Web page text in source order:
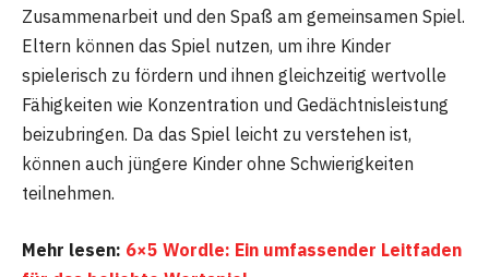
Zusammenarbeit und den Spaß am gemeinsamen Spiel.
Eltern können das Spiel nutzen, um ihre Kinder
spielerisch zu fördern und ihnen gleichzeitig wertvolle
Fähigkeiten wie Konzentration und Gedächtnisleistung
beizubringen. Da das Spiel leicht zu verstehen ist,
können auch jüngere Kinder ohne Schwierigkeiten
teilnehmen.
Mehr lesen: 6×5 Wordle: Ein umfassender Leitfaden